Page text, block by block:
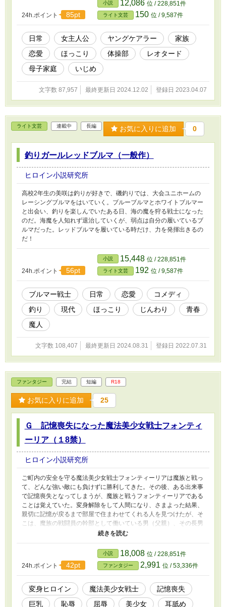
24h.ポイント 85pt
小説 12,086 位 / 228,851件
ライト文芸 150 位 / 9,587件
日常 女主人公 ヤングケアラー
家族
恋愛
ほっこり 体操部
レオタード
母子家庭
いじめ
文字数 87,957 最終更新日 2024.12.02 登録日 2023.04.07
ライト文芸 連載中 長編 お気に入りに追加 0
釣りガールレッドブルマ（一般作）
ヒロイン小説研究所
高校2年生の美咲は釣りが好きで、磯釣りでは、大会ユニホームの
レーシングブルマをはいていく。ブルーブルマとホワイトブルマー
と出会い、釣りを楽しんでいたある日、海の魔を狩る戦士になった
のだ。海魔を人知れず退治していくが、弱点は自分の履いているブ
ルマだった。レッドブルマを履いている時だけ、力を発揮出きるの
だ！
24h.ポイント 56pt
小説 15,448 位 / 228,851件
ライト文芸 192 位 / 9,587件
ブルマー戦士 日常 恋愛
コメディ
釣り
現代 ほっこり じんわり
青春
魔人
文字数 108,407 最終更新日 2024.08.31 登録日 2022.07.31
ファンタジー 完結 短編 R18
お気に入りに追加 25
Ｇ 記憶喪失になった魔法美少女戦士フォンティ
ーリア（１8禁）
ヒロイン小説研究所
ご町内の安全を守る魔法美少女戦士フォンティーリアは魔族と戦っ
て、どんな強い敵にも負けずに勝利してきた。その後、ある出来事
で記憶喪失となってしまうが、魔族と戦うフォンティーリアである
ことは覚えていた。変身解除をして人間になり、さまよった結果、
親切に記憶が戻るまで部屋で住まわせてくれる人を見つけたが、そ
こは、魔族の戦闘員の幹部として働いている男（父親）、その長男
（魔法美少女戦士フォンティーリアに復讐をしたい男、次男（悪知
して育った家庭であった。最初は、魔法美少女戦士フォンティーリ
アだと気付かれなかったが、・・・。
24h.ポイント
42pt
小説 18,008 位 / 228,851件
ファンタジー 2,991 位 / 53,336件
変身ヒロイン 魔法美少女戦士
記憶喪失
巨乳
恥辱 屈辱 美少女 耳舐め